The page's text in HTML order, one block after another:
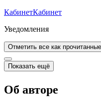
КабинетКабинет
Уведомления
Отметить все как прочитанные
Показать ещё
Об авторе